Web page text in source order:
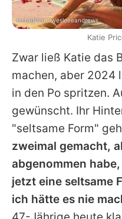
Zwar ließ Katie das
machen, aber 2024
in den Po spritzen.
gewünscht. Ihr
"seltsame Form"
zweimal gemacht,
abgenommen
jetzt eine seltsame
ich hätte es nie
Instagram / wesleeeandrews
Katie